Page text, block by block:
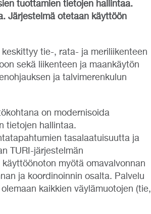
tuottamien tietojen hallintaa.
Järjestelmä otetaan käyttöön
tie-, rata- ja meriliikenteen
sekä liikenteen ja maankäytön
ja talvimerenkulun
on modernisoida
tietojen hallintaa.
tasalaatuisuutta ja
TURI-järjestelmän
myötä omavalvonnan
ja koordinoinnin osalta. Palvelu
kaikkien väylämuotojen (tie,